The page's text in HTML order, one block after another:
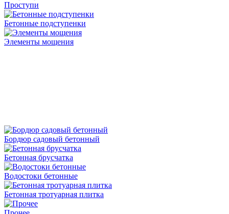
Проступи
Бетонные подступенки
Элементы мощения
Бордюр садовый бетонный
Бетонная брусчатка
Водостоки бетонные
Бетонная тротуарная плитка